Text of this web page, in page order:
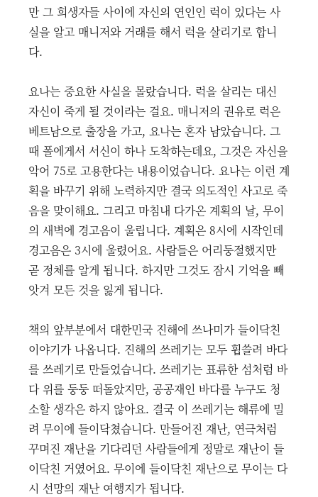
만 그 희생자들 사이에 자신의 연인인 럭이 있다는 사
실을 알고 매니저와 거래를 해서 럭을 살리기로 합니
다.
요나는 중요한 사실을 몰랐습니다. 럭을 살리는 대신
자신이 죽게 될 것이라는 걸요. 매니저의 권유로 럭은
베트남으로 출장을 가고, 요나는 혼자 남았습니다. 그
때 폴에게서 서신이 하나 도착하는데요, 그것은 자신을
악어 75로 고용한다는 내용이었습니다. 요나는 이런 계
획을 바꾸기 위해 노력하지만 결국 의도적인 사고로 죽
음을 맞이해요. 그리고 마침내 다가온 계획의 날, 무이
의 새벽에 경고음이 울립니다. 계획은 8시에 시작인데
경고음은 3시에 울렸어요. 사람들은 어리둥절했지만
곧 정체를 알게 됩니다. 하지만 그것도 잠시 기억을 빼
앗겨 모든 것을 잃게 됩니다.
책의 앞부분에서 대한민국 진해에 쓰나미가 들이닥친
이야기가 나옵니다. 진해의 쓰레기는 모두 휩쓸려 바다
를 쓰레기로 만들었습니다. 쓰레기는 표류한 섬처럼 바
다 위를 둥둥 떠돌았지만, 공공재인 바다를 누구도 청
소할 생각은 하지 않아요. 결국 이 쓰레기는 해류에 밀
려 무이에 들이닥쳤습니다. 만들어진 재난, 연극처럼
꾸며진 재난을 기다리던 사람들에게 정말로 재난이 들
이닥친 거였어요. 무이에 들이닥친 재난으로 무이는 다
시 선망의 재난 여행지가 됩니다.